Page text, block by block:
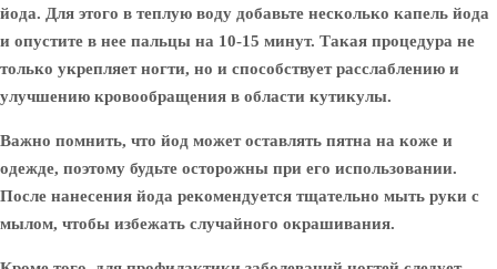
йода. Для этого в теплую воду добавьте несколько капель йода
и опустите в нее пальцы на 10-15 минут. Такая процедура не
только укрепляет ногти, но и способствует расслаблению и
улучшению кровообращения в области кутикулы.
Важно помнить, что йод может оставлять пятна на коже и
одежде, поэтому будьте осторожны при его использовании.
После нанесения йода рекомендуется тщательно мыть руки с
мылом, чтобы избежать случайного окрашивания.